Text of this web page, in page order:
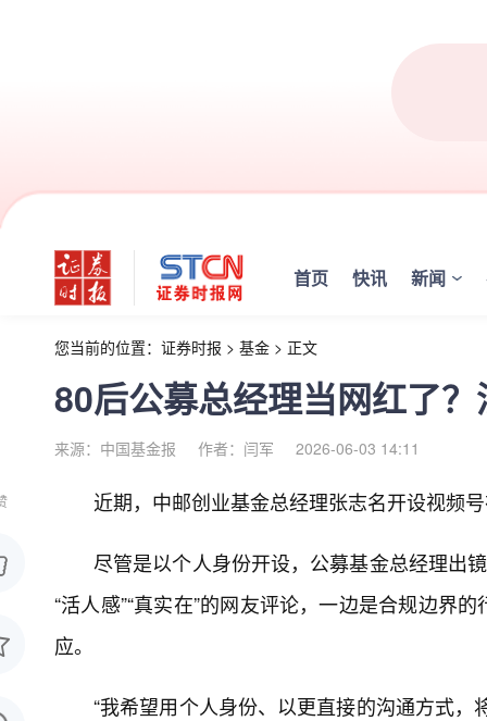
首页 快讯 新闻
您当前的位置： 证券时报 > 基金 > 正文
80后公募总经理当网红了
来源：中国基金报 作者：闫军 2026-06-03 14:11
近期，中邮创业基金总经理张志名开设视频
尽管是以个人身份开设，公募基金总经理出
“活人感”“真实在”的网友评论，一边是合规边界
应。
“我希望用个人身份、以更直接的沟通方式